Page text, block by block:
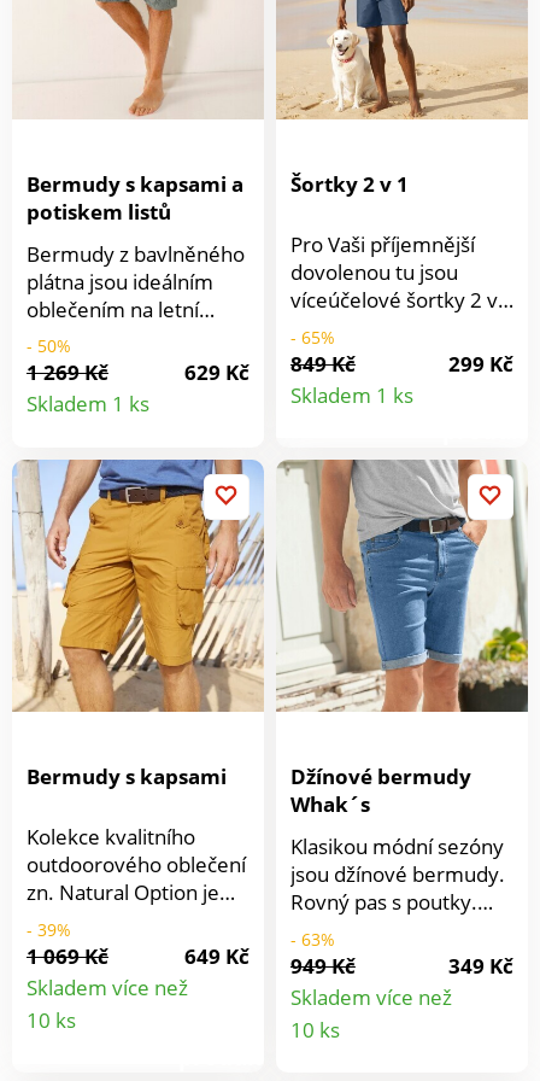
prát v pračce.
Bermudy s kapsami a
potiskem listů
Bermudy z bavlněného
plátna jsou ideálním
oblečením na letní
dovolenou. Střih s
mnoha kapsami,
pohodlný a praktický.
Plochý pásek s poutky.
a 2 klínové kapsy. 2
našité kapsy s patkami
a patenty po stranách a
2 kapsy vzadu.
- 50%
1 269 Kč
629 Kč
Skladem 1 ks
Šortky 2 v 1
Pro Vaši příjemnější
dovolenou tu jsou
víceúčelové šortky 2 v
1! Na procházku i na
koupání, vždy budou
skvělé. Pružný pas.
Vnitřní šňůrka na
postranní kapsy. Vnitřní
síťovina, díky které jsou
šortky vhodné i do
vody. Rovné nohavice
zakončené lemem. Lze
prát v pračce.
Rychleschnoucí, není
třeba žehlit.
- 65%
849 Kč
299 Kč
Skladem 1 ks
Detail
Bermudy s kapsami
Kolekce kvalitního
outdoorového oblečení
zn. Natural Option je
ideální nejen pro
dlouhé túry. Bermudy
mají pas s poutky na
opasek a poklopec na
zip. 2 kapsy vpředu, 2
- 39%
1 069 Kč
649 Kč
Skladem více než
10 ks
Džínové bermudy
Whak´s
Klasikou módní sezóny
jsou džínové bermudy.
Rovný pas s poutky.
Poklopec na zip +
kovový knoflík. Vpředu
a vzadu prošití. 2
zakulacené kapsy + 1
kapsička vpředu. Vzadu
- 63%
949 Kč
349 Kč
Skladem více než
10 ks